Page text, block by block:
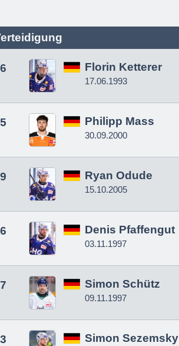
Florin Ketterer
17.06.1993
Philipp Mass
30.09.2000
Ryan Odude
15.10.2005
Denis Pfaffengut
03.11.1997
Simon Schütz
09.11.1997
Simon Sezemsky